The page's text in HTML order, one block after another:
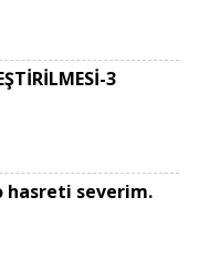
3
hasreti severim.